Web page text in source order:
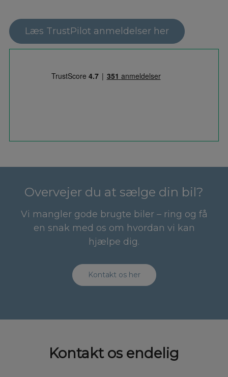
Læs TrustPilot anmeldelser her
Overvejer du at sælge din bil?
Vi mangler gode brugte biler – ring og få
en snak med os om hvordan vi kan
hjælpe dig.
Kontakt os her
Kontakt os endelig